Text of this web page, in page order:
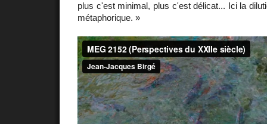
plus c'est minimal, plus c'est délicat... Ici la
métaphorique. »